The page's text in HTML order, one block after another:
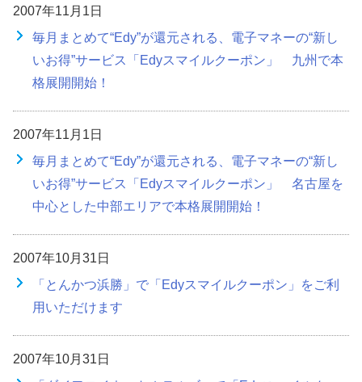
2007年11月1日
毎月まとめて“Edy”が還元される、電子マネーの“新し
いお得”サービス「Edyスマイルクーポン」 九州で本
格展開開始！
2007年11月1日
毎月まとめて“Edy”が還元される、電子マネーの“新し
いお得”サービス「Edyスマイルクーポン」 名古屋を
中心とした中部エリアで本格展開開始！
2007年10月31日
「とんかつ浜勝」で「Edyスマイルクーポン」をご利
用いただけます
2007年10月31日